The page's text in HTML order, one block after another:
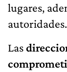
lugares,
autoridades.
Las